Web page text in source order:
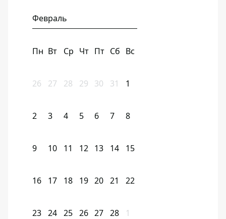
Февраль
Пн Вт Ср Чт Пт Сб Вс
26 27 28 29 30 31 1
2 3 4 5 6 7 8
9 10 11 12 13 14 15
16 17 18 19 20 21 22
23 24 25 26 27 28 1